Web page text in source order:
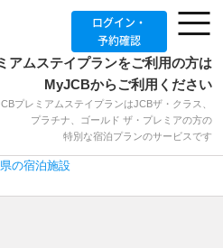
ログイン・
予約確認
アムステイプランをご利用の方は
MyJCBからご利用ください
プレミアムステイプランはJCBザ・クラス、
プラチナ、ゴールド ザ・プレミアの方の
特別な宿泊プランのサービスです
の宿泊施設